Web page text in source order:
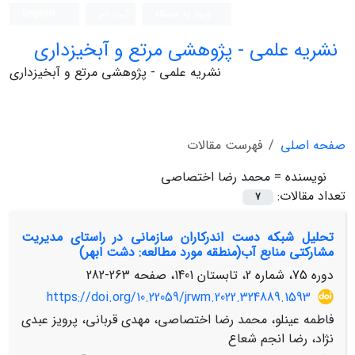
نشریه علمی - پژوهشی مرتع و آبخیزداری
نشریه علمی - پژوهشی مرتع و آبخیزداری
صفحه اصلی
فهرست مقالات
نویسنده = محمد رضا اختصاصی
تعداد مقالات:
7
تحلیل شبکه دست اندرکاران سازمانی در راستای مدیریت
مشارکتی منابع آب(منطقه مورد مطالعه: دشت ابهر)
دوره 75، شماره 2، تابستان 1401، صفحه
263-282
https://doi.org/10.22059/jrwm.2022.324889.1593
فاطمه عینلو، محمد رضا اختصاصی، مهدی قربانی، پرویز عبدی
نژاد، رضا انجم شعاع